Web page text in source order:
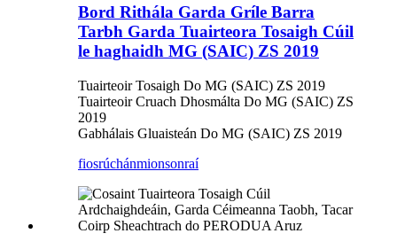
Bord Rithála Garda Gríle Barra
Tarbh Garda Tuairteora Tosaigh Cúil
le haghaidh MG (SAIC) ZS 2019
Tuairteoir Tosaigh Do MG (SAIC) ZS 2019
Tuairteoir Cruach Dhosmálta Do MG (SAIC) ZS
2019
Gabhálais Gluaisteán Do MG (SAIC) ZS 2019
fiosrúchánmionsonraí